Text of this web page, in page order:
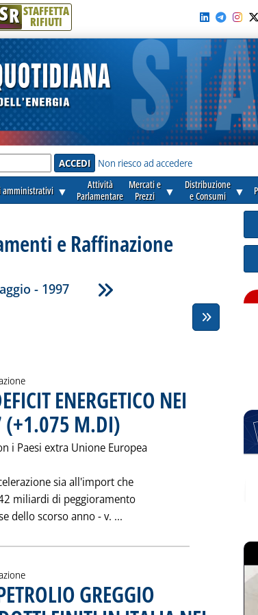
SR STAFFETTA
RIFIUTI
Non riesco ad accedere
amministrativi ▼
Attività
Parlamentare
Mercati e
Prezzi
▼
Distribuzione
e Consumi
▼
e Raffinazione
- 1997
ENERGETICO NEI
(+1.075 M.DI) . Pubblicata mercoledì 28 maggio 1997
i Paesi extra Unione Europea
sia all'import che
miliardi di peggioramento
dello scorso anno - v. ... Leggi tutta la notizia: 'A
GREGGIO